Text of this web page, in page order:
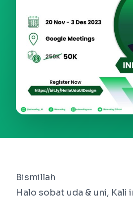
Bismillah
Halo sobat uda & uni, Kali